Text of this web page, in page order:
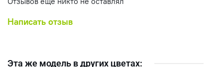
Написать отзыв
Эта же модель в других цветах: